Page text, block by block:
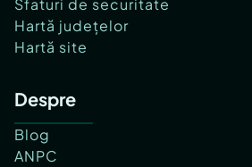
Sfaturi de securitate
Hartă județelor
Hartă site
Despre
Blog
ANPC